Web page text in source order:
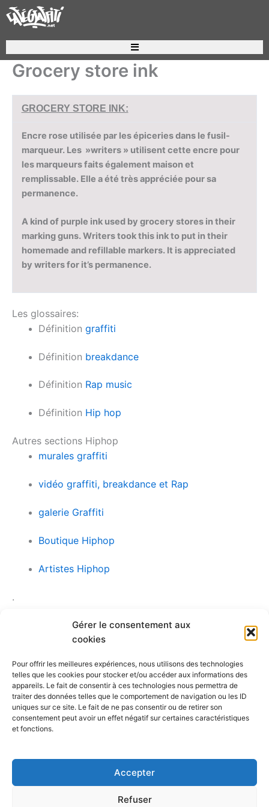
Gérer le consentement aux
cookies
Pour offrir les meilleures expériences, nous utilisons des technologies
telles que les cookies pour stocker et/ou accéder aux informations des
appareils. Le fait de consentir à ces technologies nous permettra de
traiter des données telles que le comportement de navigation ou les ID
uniques sur ce site. Le fait de ne pas consentir ou de retirer son
consentement peut avoir un effet négatif sur certaines caractéristiques
et fonctions.
Accepter
Refuser
Aller
au
Grocery store ink
GROCERY STORE INK:
Encre rose utilisée par les épiceries dans le fusil-
marqueur. Les »writers » utilisent cette encre pour
les marqueurs faits également maison et
remplissable. Elle a été très appréciée pour sa
permanence.
A kind of purple ink used by grocery stores in their
marking guns. Writers took this ink to put in their
homemade and refillable markers. It is appreciated
by writers for it’s permanence.
Les glossaires:
Définition graffiti
Définition breakdance
Définition Rap music
Définition Hip hop
Autres sections Hiphop
murales graffiti
vidéo graffiti, breakdance et Rap
galerie Graffiti
Boutique Hiphop
Artistes Hiphop
.
T-Shirts et Sweat-Shirts Café Graffiti
Merci de faire un donpour soutenir notre
intervention auprès des jeunes.
Café Graffiti, 4237 Ste-Catherine est. Mtl, Qc. H1V
(514) 256-9000cafegraffiti@cafegraffiti.net
3894 rue Sainte-Catherine Est, Bureau 012, Montréal (Qc)